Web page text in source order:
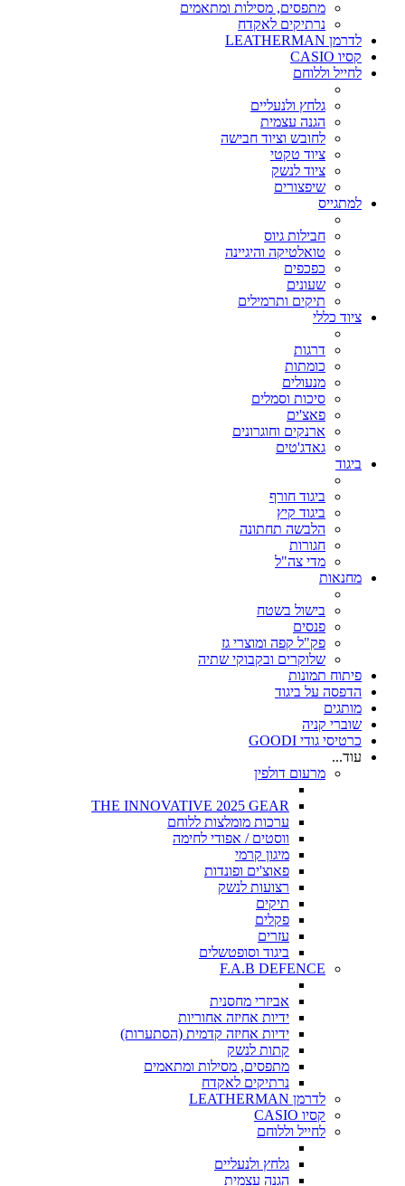
מתפסים, מסילות ומתאמים
נרתיקים לאקדח
לדרמן LEATHERMAN
קסיו CASIO
לחייל וללוחם
גלחץ ולנעליים
הגנה עצמית
לחובש וציוד חבישה
ציוד טקטי
ציוד לנשק
שיפצורים
למתגייס
חבילות גיוס
טואלטיקה והיגיינה
כפכפים
שעונים
תיקים ותרמילים
ציוד כללי
דרגות
כומתות
מנעולים
סיכות וסמלים
פאצ'ים
ארנקים וחוגרונים
גאדג'טים
ביגוד
ביגוד חורף
ביגוד קיץ
הלבשה תחתונה
חגורות
מדי צה"ל
מחנאות
בישול בשטח
פנסים
פק"ל קפה ומוצרי גז
שלוקרים ובקבוקי שתיה
פיתוח תמונות
הדפסה על ביגוד
מותגים
שוברי קניה
כרטיסי גודי GOODI
עוד...
מרעום דולפין
THE INNOVATIVE 2025 GEAR
ערכות מומלצות ללוחם
ווסטים / אפודי לחימה
מיגון קרמי
פאוצ'ים ופונדות
רצועות לנשק
תיקים
פקלים
עזרים
ביגוד וסופטשלים
F.A.B DEFENCE
אביזרי מחסנית
ידיות אחיזה אחוריות
ידיות אחיזה קדמית (הסתערות)
קתות לנשק
מתפסים, מסילות ומתאמים
נרתיקים לאקדח
לדרמן LEATHERMAN
קסיו CASIO
לחייל וללוחם
גלחץ ולנעליים
הגנה עצמית